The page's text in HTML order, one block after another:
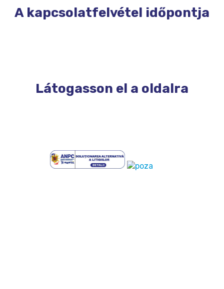
Látogasson el a oldalra
A kapcsolatfelvétel időpontja